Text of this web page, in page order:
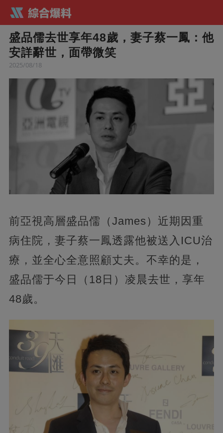
盛品儒去世享年48歲，妻子蔡一鳳：他
安詳辭世，面帶微笑
2025/08/18
前亞視高層盛品儒（James）近期因重
病住院，妻子蔡一鳳透露他被送入ICU治
療，並全心全意照顧丈夫。不幸的是，
盛品儒于今日（18日）凌晨去世，享年
48歲。